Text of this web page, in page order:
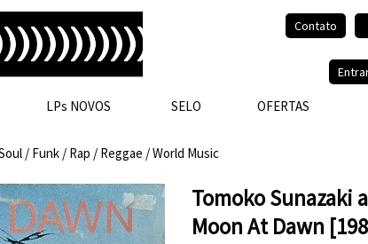
Contato
LPs NOVOS SELO OFERTAS
/ Funk / Rap / Reggae / World Music
Tomoko Sunazaki
Moon At Dawn